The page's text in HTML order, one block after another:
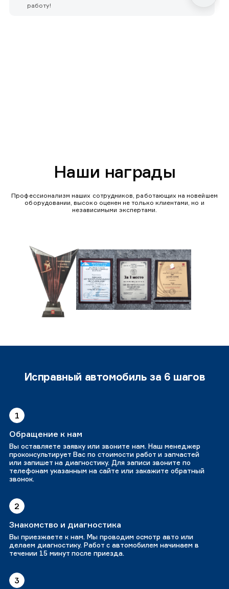
работу!
Наши награды
Профессионализм наших сотрудников, работающих на новейшем
оборудовании, высоко оценен не только клиентами, но и
независимыми экспертами.
Исправный автомобиль за 6 шагов
1
Обращение к нам
Вы оставляете заявку или звоните нам. Наш менеджер
проконсультирует Вас по стоимости работ и запчастей
или запишет на диагностику. Для записи звоните по
телефонам указанным на сайте или закажите обратный
звонок.
2
Знакомство и диагностика
Вы приезжаете к нам. Мы проводим осмотр авто или
делаем диагностику. Работ с автомобилем начинаем в
течении 15 минут после приезда.
3